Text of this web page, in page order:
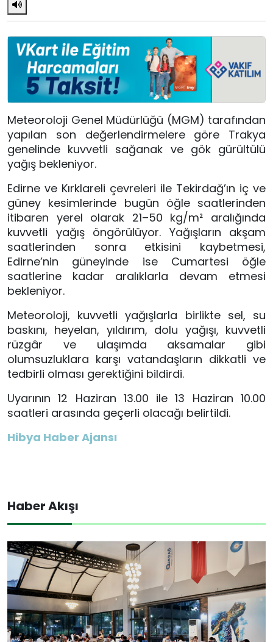
Meteoroloji Genel Müdürlüğü (MGM) tarafından
yapılan son değerlendirmelere göre Trakya
genelinde kuvvetli sağanak ve gök gürültülü
yağış bekleniyor.
Edirne ve Kırklareli çevreleri ile Tekirdağ’ın iç ve
güney kesimlerinde bugün öğle saatlerinden
itibaren yerel olarak 21–50 kg/m² aralığında
kuvvetli yağış öngörülüyor. Yağışların akşam
saatlerinden sonra etkisini kaybetmesi,
Edirne’nin güneyinde ise Cumartesi öğle
saatlerine kadar aralıklarla devam etmesi
bekleniyor.
Meteoroloji, kuvvetli yağışlarla birlikte sel, su
baskını, heyelan, yıldırım, dolu yağışı, kuvvetli
rüzgâr ve ulaşımda aksamalar gibi
olumsuzluklara karşı vatandaşların dikkatli ve
tedbirli olması gerektiğini bildirdi.
Uyarının 12 Haziran 13.00 ile 13 Haziran 10.00
saatleri arasında geçerli olacağı belirtildi.
Hibya Haber Ajansı
Haber Akışı